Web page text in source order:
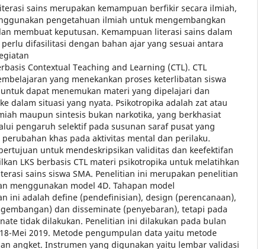
sains merupakan kemampuan berfikir secara ilmiah,
pengetahuan ilmiah untuk mengembangkan
membuat keputusan. Kemampuan literasi sains dalam
difasilitasi dengan bahan ajar yang sesuai antara
Contextual Teaching and Learning (CTL). CTL
yang menekankan proses keterlibatan siswa
dapat menemukan materi yang dipelajari dan
dalam situasi yang nyata. Psikotropika adalah zat atau
maupun sintesis bukan narkotika, yang berkhasiat
pengaruh selektif pada susunan saraf pusat yang
perubahan khas pada aktivitas mental dan perilaku.
untuk mendeskripsikan validitas dan keefektifan
LKS berbasis CTL materi psikotropika untuk melatihkan
sains siswa SMA. Penelitian ini merupakan penelitian
menggunakan model 4D. Tahapan model
ini adalah define (pendefinisian), design (perencanaan),
dan disseminate (penyebaran), tetapi pada
tidak dilakukan. Penelitian ini dilakukan pada bulan
Mei 2019. Metode pengumpulan data yaitu metode
angket. Instrumen yang digunakan yaitu lembar validasi